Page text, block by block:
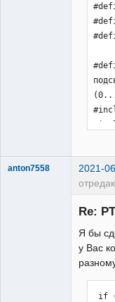
anton7558 2021-
Re:
Я бы
у Вас